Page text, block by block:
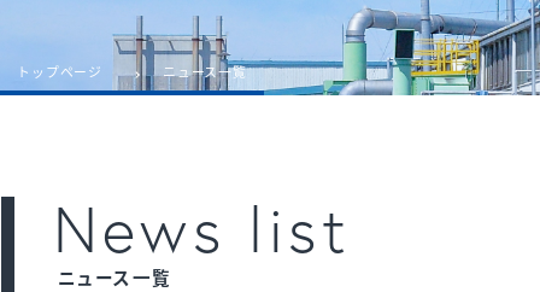
トップページ ニュース一覧
News list
ニュース一覧